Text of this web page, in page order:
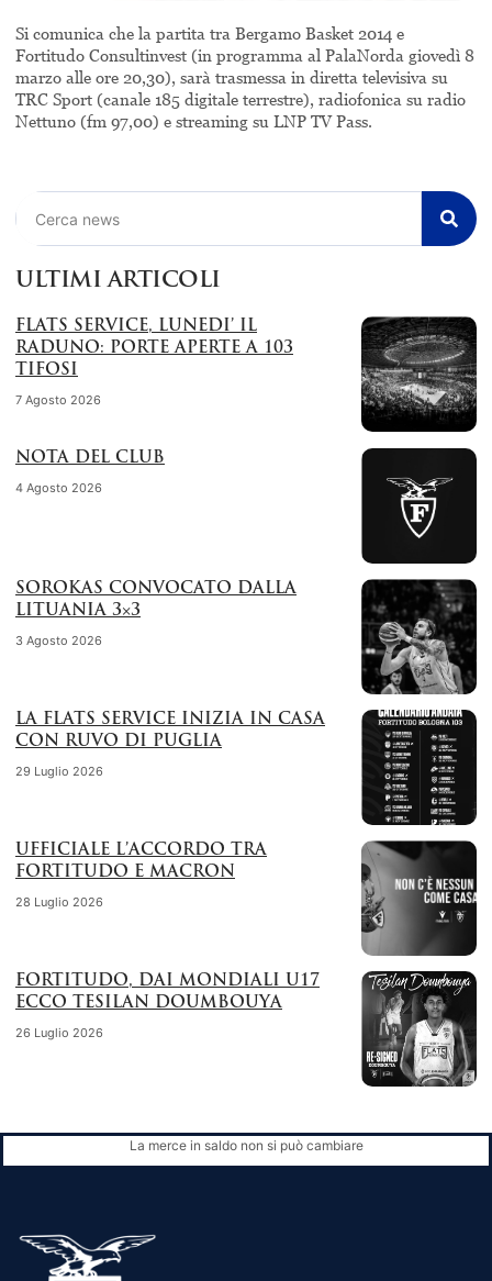
Si comunica che la partita tra Bergamo Basket 2014 e
Fortitudo Consultinvest (in programma al PalaNorda giovedì 8
marzo alle ore 20,30), sarà trasmessa in diretta televisiva su
TRC Sport (canale 185 digitale terrestre), radiofonica su radio
Nettuno (fm 97,00) e streaming su LNP TV Pass.
ULTIMI ARTICOLI
FLATS SERVICE, LUNEDI’ IL
RADUNO: PORTE APERTE A 103
TIFOSI
7 Agosto 2026
NOTA DEL CLUB
4 Agosto 2026
SOROKAS CONVOCATO DALLA
LITUANIA 3×3
3 Agosto 2026
LA FLATS SERVICE INIZIA IN CASA
CON RUVO DI PUGLIA
29 Luglio 2026
UFFICIALE L’ACCORDO TRA
FORTITUDO E MACRON
28 Luglio 2026
FORTITUDO, DAI MONDIALI U17
ECCO TESILAN DOUMBOUYA
26 Luglio 2026
La merce in saldo non si può cambiare